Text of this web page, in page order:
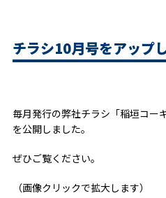
チラシ10月号をアップ
毎月発行の弊社チラシ「稲垣コー
を公開しました。
ぜひご覧ください。
（画像クリックで拡大します）